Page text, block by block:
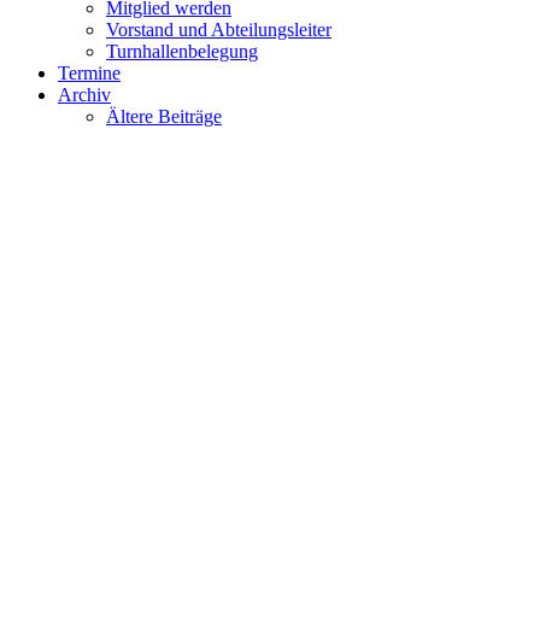
Mitglied werden
Vorstand und Abteilungsleiter
Turnhallenbelegung
Termine
Archiv
Ältere Beiträge